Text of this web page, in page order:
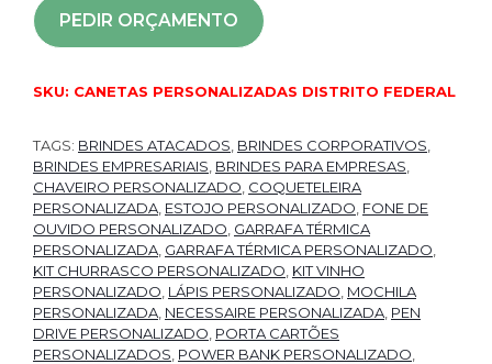
PEDIR ORÇAMENTO
SKU: CANETAS PERSONALIZADAS DISTRITO FEDERAL
TAGS: BRINDES ATACADOS BRINDES CORPORATIVOS
BRINDES EMPRESARIAIS BRINDES PARA EMPRESAS
CHAVEIRO PERSONALIZADO COQUETELEIRA
PERSONALIZADA ESTOJO PERSONALIZADO FONE DE
OUVIDO PERSONALIZADO GARRAFA TÉRMICA
PERSONALIZADA GARRAFA TÉRMICA PERSONALIZADO
KIT CHURRASCO PERSONALIZADO KIT VINHO
PERSONALIZADO LÁPIS PERSONALIZADO MOCHILA
PERSONALIZADA NECESSAIRE PERSONALIZADA PEN
DRIVE PERSONALIZADO PORTA CARTÕES
PERSONALIZADOS POWER BANK PERSONALIZADO